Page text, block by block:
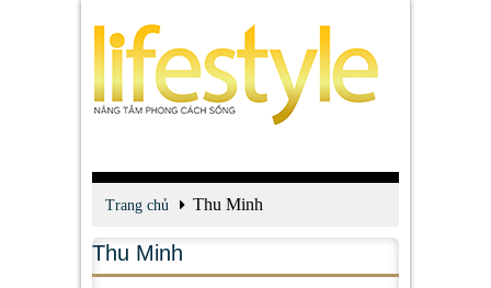
Trang chủ Thu Minh
Thu Minh